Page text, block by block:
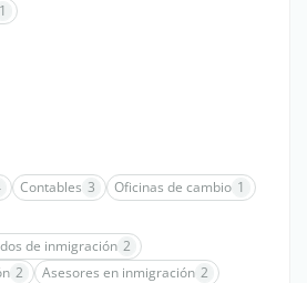
1
Contables 3 Oficinas de cambio 1
de inmigración 2
2 Asesores en inmigración 2